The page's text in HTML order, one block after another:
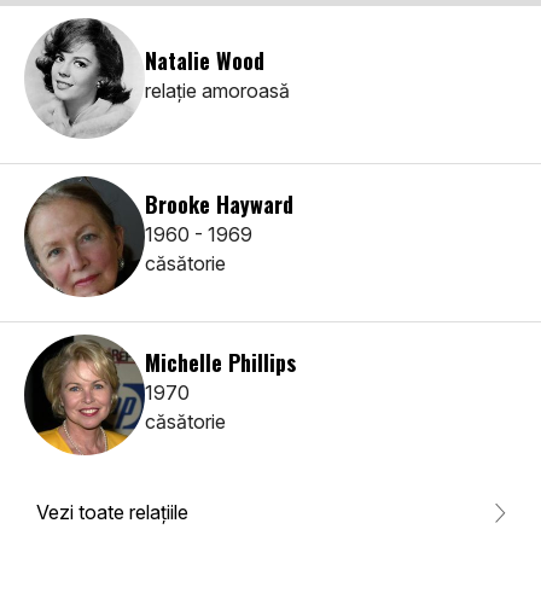
Natalie Wood
relaţie amoroasă
Brooke Hayward
1960 - 1969
căsătorie
Michelle Phillips
1970
căsătorie
Vezi toate relaţiile